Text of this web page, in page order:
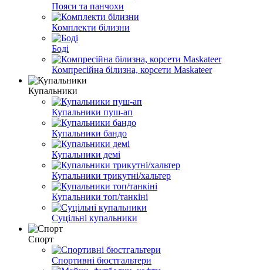
Пояси та панчохи
Комплекти білизни
Боді
Компресійна білизна, корсети Maskateer
Купальники
Купальники пуш-ап
Купальники бандо
Купальники демі
Купальники трикутні/хальтер
Купальники топ/танкіні
Суцільні купальники
Спорт
Спортивні бюстгальтери